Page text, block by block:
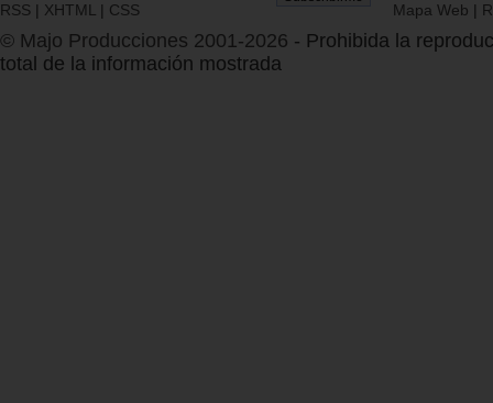
RSS | XHTML | CSS Mapa Web |
© Majo Producciones 2001-2026 - Prohibida la
total de la información mostrada